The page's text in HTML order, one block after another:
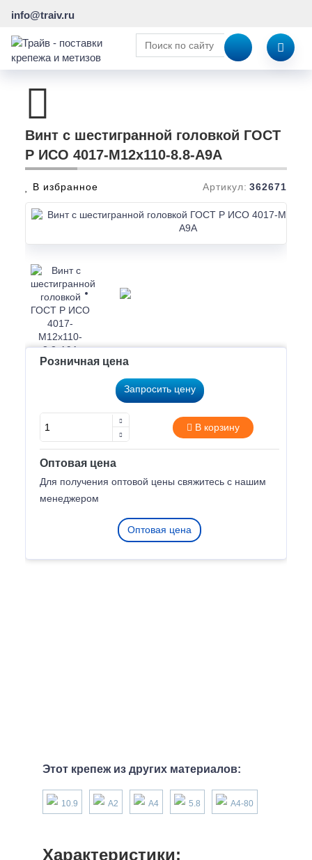
info@traiv.ru
Винт с шестигранной головкой ГОСТ
Р ИСО 4017-М12х110-8.8-А9А
В избранное Артикул: 362671
Розничная цена
Запросить цену
В корзину
Оптовая цена
Для получения оптовой цены свяжитесь с нашим
менеджером
Оптовая цена
Этот крепеж из других материалов:
10.9 А2 А4 5.8 А4-80
Характеристики: